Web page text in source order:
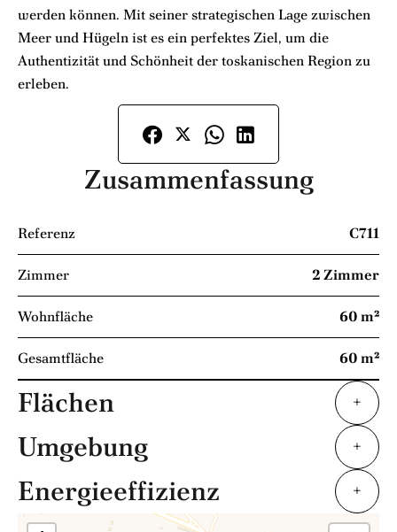
werden können. Mit seiner strategischen Lage zwischen
Meer und Hügeln ist es ein perfektes Ziel, um die
Authentizität und Schönheit der toskanischen Region zu
erleben.
Zusammenfassung
Referenz C711
Zimmer 2 Zimmer
Wohnfläche 60 m²
Gesamtfläche 60 m²
Flächen +
Umgebung +
Energieeffizienz +